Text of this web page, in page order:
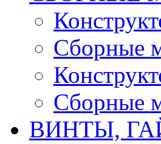
Сборные
Сборные
ВИНТЫ,